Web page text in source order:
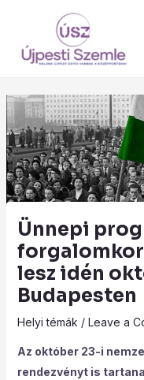
content
Ünnepi
lesz idén
Budapesten
Helyi témák/ Leave a
Az október 23-i
rendezvényt is